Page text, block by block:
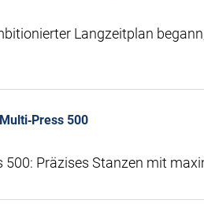
Langzeitplan
500
500: Präzises Stanzen mit